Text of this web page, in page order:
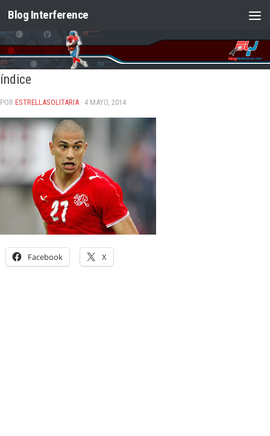
Saltar al contenido
Blog Interference
índice
POR ESTRELLASOLITARIA · 4 MAYO, 2014
Facebook X